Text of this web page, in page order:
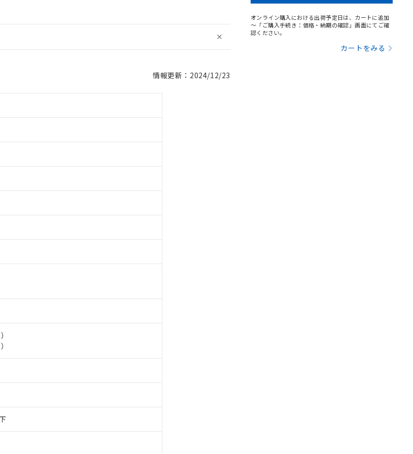
情報更新：2024/12/23
オンライン購入における出荷予定日は、カートに追加
～「ご購入手続き：価格・納期の確認」画面にてご確
認ください。
カートをみる
質）の非含有に対応した製品が提供可能な商品です。
）の非含有に対応した製品に切り替える予定のある商品です。
物質）の非含有に非対応の商品で、対応品を出す予定はありません。
物質）の非含有の対応状況を調査中または確認中の商品です。
としていたものが、含有品と判明した場合などやむを得ず変更すること